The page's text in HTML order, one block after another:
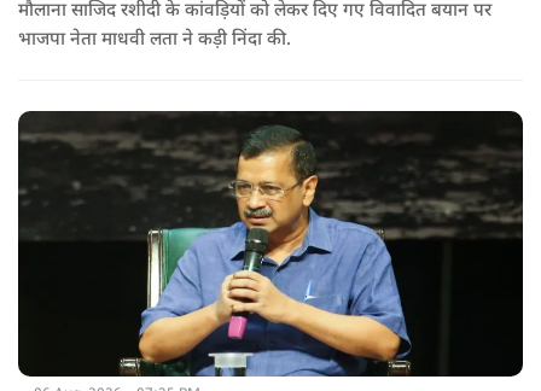
मौलाना साजिद रशीदी के कांवड़ियों को लेकर दिए गए विवादित बयान पर
भाजपा नेता माधवी लता ने कड़ी निंदा की.